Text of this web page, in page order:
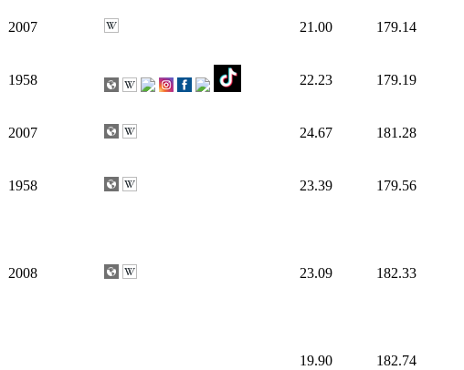
2007 21.00 179.14
1958 22.23 179.19
2007 24.67 181.28
1958 23.39 179.56
2008 23.09 182.33
19.90
182.74